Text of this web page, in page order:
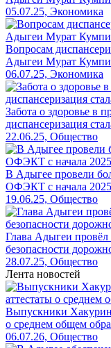
05.07.25, Экономика
Вопросам
Адыгеи Мурат
06.07.25, Экономика
Забота о здоровье в
диспансеризация
22.06.25, Общество
В Адыгее провели
ОФЭКТ с начала 2025
19.06.25, Общество
Глава Адыгеи
безопасности
28.07.25, Общество
Лента новостей
Выпускники
о среднем общем
06.07.26, Общество